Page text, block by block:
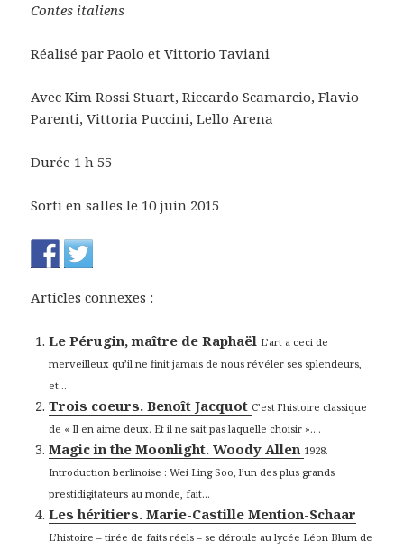
Contes italiens
Réalisé par Paolo et Vittorio Taviani
Avec Kim Rossi Stuart, Riccardo Scamarcio, Flavio
Parenti, Vittoria Puccini, Lello Arena
Durée 1 h 55
Sorti en salles le 10 juin 2015
Articles connexes :
Le Pérugin, maître de Raphaël L’art a ceci de
merveilleux qu’il ne finit jamais de nous révéler ses splendeurs,
et...
Trois coeurs. Benoît Jacquot C’est l’histoire classique
de « Il en aime deux. Et il ne sait pas laquelle choisir »....
Magic in the Moonlight. Woody Allen 1928.
Introduction berlinoise : Wei Ling Soo, l’un des plus grands
prestidigitateurs au monde, fait...
Les héritiers. Marie-Castille Mention-Schaar
L’histoire – tirée de faits réels – se déroule au lycée Léon Blum de